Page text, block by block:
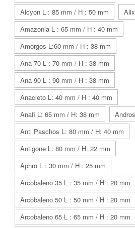
Alcyon L : 85 mm / H : 50 mm
Amazonia L : 65 mm / H : 40 mm
Amorgos L:60 mm / H : 38 mm
Ana 70 L : 70 mm / H : 38 mm
Ana 90 L : 90 mm / H : 38 mm
Anacleto L: 40 mm / H : 40 mm
Anafi L: 65 mm / H: 38 mm
Anti Paschos L: 80 mm / H: 40 mm
Antigone L: 80 mm / H: 22 mm
Aphro L : 30 mm / H : 25 mm
Arcobaleno 35 L : 35 mm / H : 20 mm
Arcobaleno 50 L : 50 mm / H : 20 mm
Arcobaleno 65 L : 65 mm / H : 20 mm